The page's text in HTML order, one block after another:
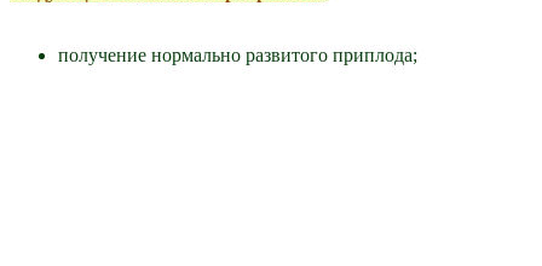
получение нормально развитого приплода;